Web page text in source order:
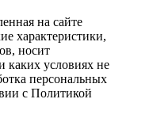
на сайте
характеристики,
носит
условиях не
персональных
с Политикой